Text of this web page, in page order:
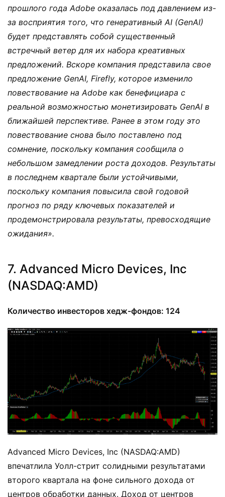
прошлого года Adobe оказалась под давлением из-
за восприятия того, что генеративный AI (GenAI)
будет представлять собой существенный
встречный ветер для их набора креативных
предложений. Вскоре компания представила свое
предложение GenAI, Firefly, которое изменило
повествование на Adobe как бенефициара с
реальной возможностью монетизировать GenAI в
ближайшей перспективе. Ранее в этом году это
повествование снова было поставлено под
сомнение, поскольку компания сообщила о
небольшом замедлении роста доходов. Результаты
в последнем квартале были устойчивыми,
поскольку компания повысила свой годовой
прогноз по ряду ключевых показателей и
продемонстрировала результаты, превосходящие
ожидания».
7. Advanced Micro Devices, Inc
(NASDAQ:AMD)
Количество инвесторов хедж-фондов: 124
Advanced Micro Devices, Inc (NASDAQ:AMD)
впечатлила Уолл-стрит солидными результатами
второго квартала на фоне сильного дохода от
центров обработки данных. Доход от центров